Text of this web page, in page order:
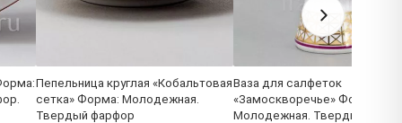
Пепельница круглая «Кобальтовая
сетка» Форма: Молодежная.
Твердый фарфор
Ваза для салфеток
«Замоскворечье» Форма:
Молодежная. Твердый